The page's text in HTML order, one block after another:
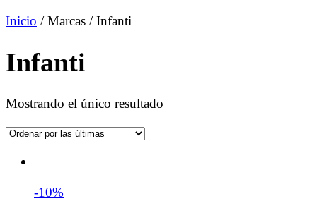
Inicio / Marcas / Infanti
Infanti
Mostrando el único resultado
-10%